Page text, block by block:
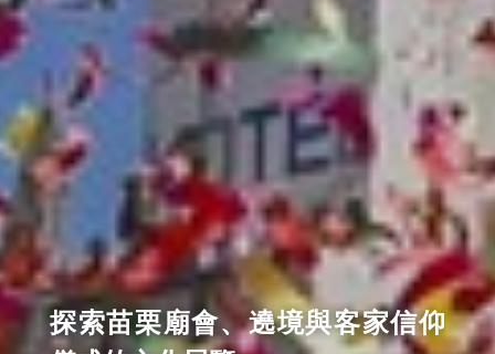
探索苗栗廟會、遶境與客家信仰